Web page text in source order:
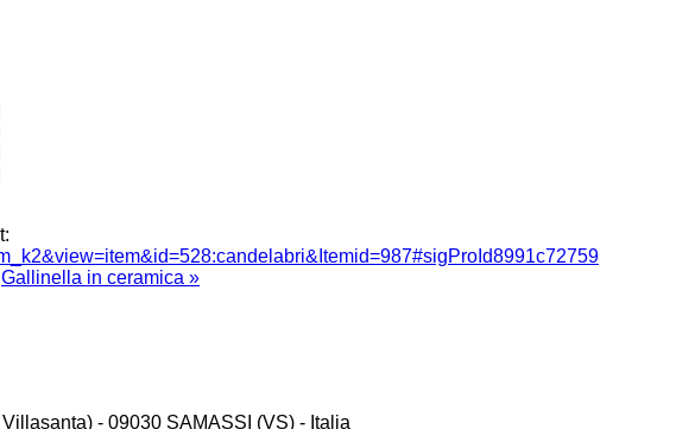
Gallinella in ceramica »
- 09030 SAMASSI (VS) - Italia